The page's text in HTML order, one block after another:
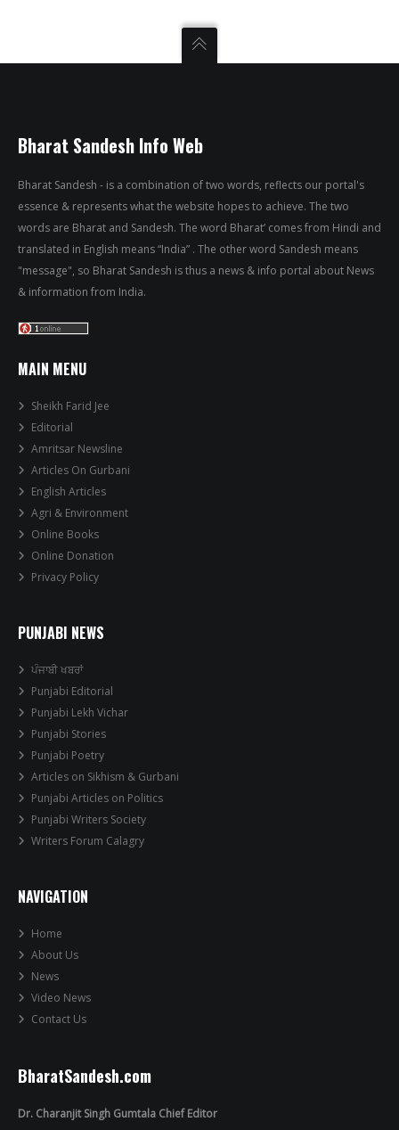
Bharat Sandesh Info Web
Bharat Sandesh - is a combination of two words, reflects our portal's
essence & represents what the website hopes to achieve. The two
words are Bharat and Sandesh. The word Bharat’ comes from Hindi and
translated in English means “India” . The other word Sandesh means
"message", so Bharat Sandesh is thus a news & info portal about News
& information from India.
MAIN MENU
Sheikh Farid Jee
Editorial
Amritsar Newsline
Articles On Gurbani
English Articles
Agri & Environment
Online Books
Online Donation
Privacy Policy
PUNJABI NEWS
ਪੰਜਾਬੀ ਖਬਰਾਂ
Punjabi Editorial
Punjabi Lekh Vichar
Punjabi Stories
Punjabi Poetry
Articles on Sikhism & Gurbani
Punjabi Articles on Politics
Punjabi Writers Society
Writers Forum Calagry
NAVIGATION
Home
About Us
News
Video News
Contact Us
BharatSandesh.com
Dr. Charanjit Singh Gumtala Chief Editor